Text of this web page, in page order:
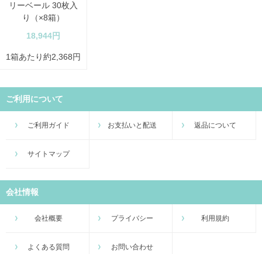
リーベール 30枚入
り（×8箱）
18,944円
1箱あたり約2,368円
ご利用について
ご利用ガイド お支払いと配送 返品について
サイトマップ
会社情報
会社概要 プライバシー 利用規約
よくある質問 お問い合わせ